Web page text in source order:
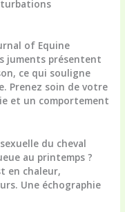
of Equine
juments présentent
ce qui souligne
Prenez soin de votre
et un comportement
du cheval
au printemps ?
en chaleur,
Une échographie